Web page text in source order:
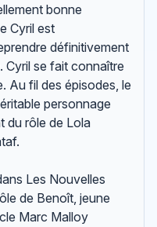
bonne
Cyril est
définitivement
Cyril se fait connaître
Au fil des épisodes, le
personnage
du rôle de Lola
Les Nouvelles
de Benoît, jeune
Marc Malloy